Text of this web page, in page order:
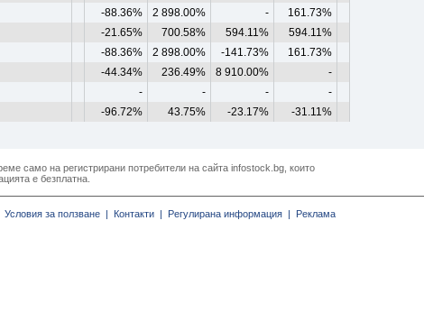
-88.36% 2 898.00% -
161.73%
-21.65% 700.58% 594.11%
594.11%
-88.36% 2 898.00% -141.73%
161.73%
-44.34% 236.49% 8 910.00%
-
- - -
-
-96.72% 43.75% -23.17% -31.11%
само на регистрирани потребители на сайта infostock.bg, които
е безплатна.
Условия за ползване | Контакти | Регулирана информация | Реклама